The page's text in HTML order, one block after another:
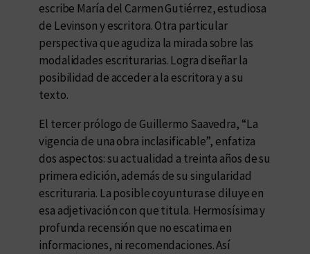
escribe María del Carmen Gutiérrez, estudiosa
de Levinson y escritora. Otra particular
perspectiva que agudiza la mirada sobre las
modalidades escriturarias. Logra diseñar la
posibilidad de acceder a la escritora y a su
texto.
El tercer prólogo de Guillermo Saavedra, “La
vigencia de una obra inclasificable”, enfatiza
dos aspectos: su actualidad a treinta años de su
primera edición, además de su singularidad
escrituraria. La posible coyuntura se diluye en
esa adjetivación con que titula. Hermosísima y
profunda recensión que no escatima en
informaciones, ni recomendaciones. Así